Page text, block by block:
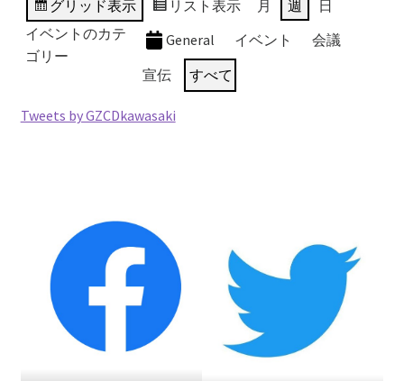
問合せ・メルマガ
日
日
ン
ト)
日
日
日
日
グリッド表示 リスト 表示 月 週
日
イベントのカテ
ゴリー
General イベント
会議
宣伝
すべて
Tweets by GZCDkawasaki